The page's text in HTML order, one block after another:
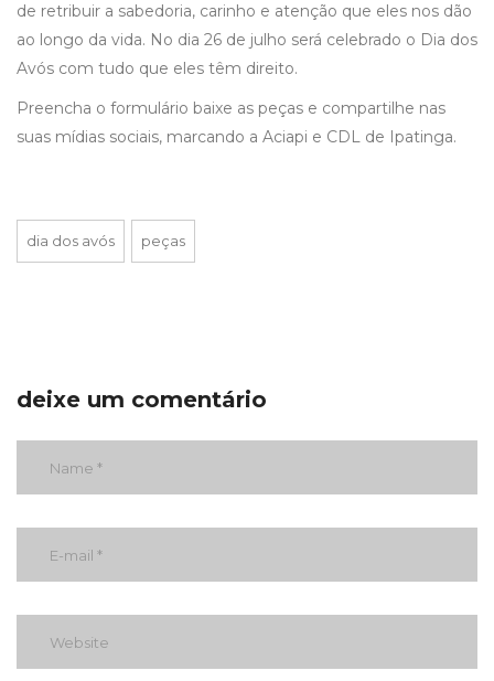
de retribuir a sabedoria, carinho e atenção que eles nos dão
ao longo da vida. No dia 26 de julho será celebrado o Dia dos
Avós com tudo que eles têm direito.
Preencha o formulário baixe as peças e compartilhe nas
suas mídias sociais, marcando a Aciapi e CDL de Ipatinga.
dia dos avós peças
deixe um comentário